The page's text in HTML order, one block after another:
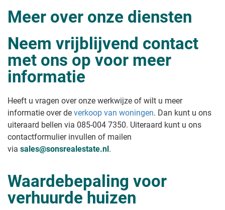
Meer over onze diensten
Neem vrijblijvend contact
met ons op voor meer
informatie
Heeft u vragen over onze werkwijze of wilt u meer
informatie over de verkoop van woningen. Dan kunt u ons
uiteraard bellen via 085-004 7350. Uiteraard kunt u ons
contactformulier invullen of mailen
via sales@sonsrealestate.nl .
Waardebepaling voor
verhuurde huizen